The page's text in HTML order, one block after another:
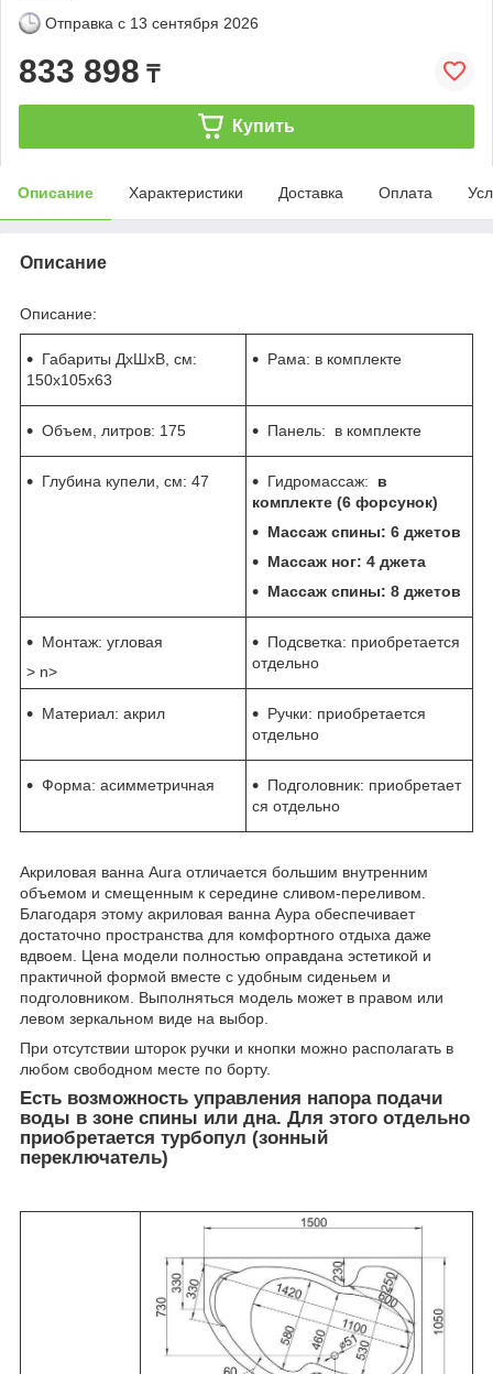
Отправка с 13 сентября 2026
833 898 ₸
Купить
Описание Характеристики Доставка Оплата
Описание
Описание:
Габариты ДхШхВ, см:
150х105х63
Рама: в комплекте
Объем, литров: 175 Панель: в комплекте
Глубина купели, см: 47 Гидромассаж: в
комплекте (6 форсунок)
Массаж спины: 6 джетов
Массаж ног: 4 джета
Массаж спины: 8 джетов
Монтаж: угловая
> n>
Подсветка: приобретается
отдельно
Материал: акрил
Ручки: приобретается
отдельно
Форма: асимметричная
Подголовник: приобретает
ся отдельно
Акриловая ванна Aura отличается большим внутренним
объемом и смещенным к середине сливом-переливом.
Благодаря этому акриловая ванна Аура обеспечивает
достаточно пространства для комфортного отдыха даже
вдвоем. Цена модели полностью оправдана эстетикой и
практичной формой вместе с удобным сиденьем и
подголовником. Выполняться модель может в правом или
левом зеркальном виде на выбор.
При отсутствии шторок ручки и кнопки можно располагать в
любом свободном месте по борту.
Есть возможность управления напора подачи
воды в зоне спины или дна. Для этого отдельно
приобретается турбопул (зонный
переключатель)